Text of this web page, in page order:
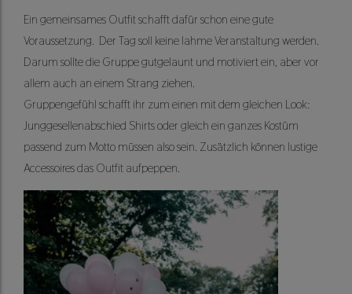
Ein gemeinsames Outfit schafft dafür schon eine gute
Voraussetzung. Der Tag soll keine lahme Veranstaltung werden.
Darum sollte die Gruppe gutgelaunt und motiviert ein, aber vor
allem auch an einem Strang ziehen.
Gruppengefühl schafft ihr zum einen mit dem gleichen Look:
Junggesellenabschied Shirts oder gleich ein ganzes Kostüm
passend zum Motto müssen also sein. Zusätzlich können lustige
Accessoires das Outfit aufpeppen.